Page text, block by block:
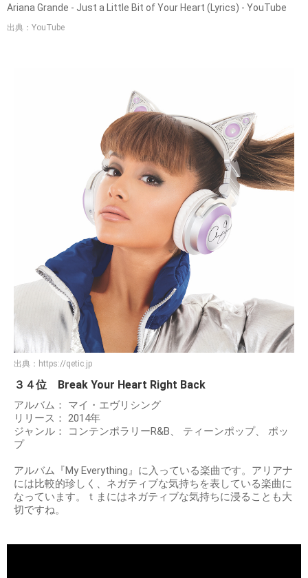
Ariana Grande - Just a Little Bit of Your Heart (Lyrics) - YouTube
出典：YouTube
出典： https://qetic.jp
３４位 Break Your Heart Right Back
アルバム： マイ・エヴリシング
リリース： 2014年
ジャンル： コンテンポラリーR&B、 ティーンポップ、 ポッ
プ
アルバム『My Everything』に入っている楽曲です。アリアナ
には比較的珍しく、ネガティブな気持ちを表している楽曲に
なっています。ｔまにはネガティブな気持ちに浸ることも大
切ですね。